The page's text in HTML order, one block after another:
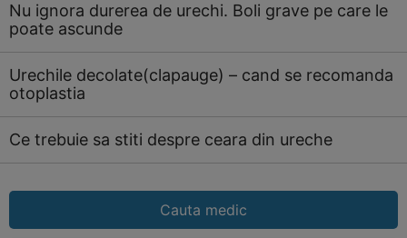
Nu ignora durerea de urechi. Boli grave pe care le
poate ascunde
Urechile decolate(clapauge) – cand se recomanda
otoplastia
Ce trebuie sa stiti despre ceara din ureche
Cauta medic